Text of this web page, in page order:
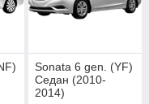
Sonata 6 gen. (YF)
Седан (2010-
2014)